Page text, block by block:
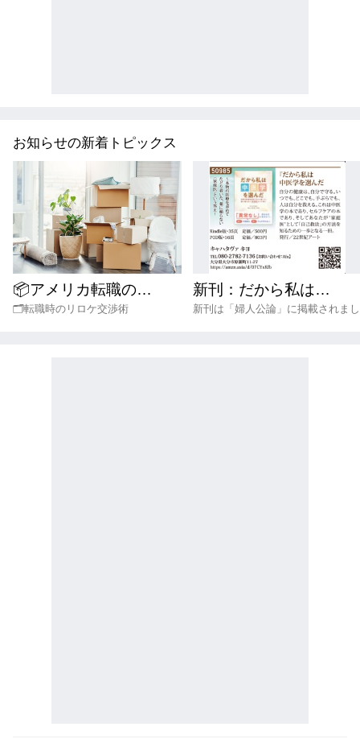
お知らせの新着トピックス
📦アメリカ転職のリロケーション交渉ガイド｜伝え方・タイミング・成功のポイントを解説
🗂️転職時のリロケ交渉術
新刊：だから私は中医学を選んだ は 婦人公論に掲載されました
新刊は「婦人公論」に掲載されま